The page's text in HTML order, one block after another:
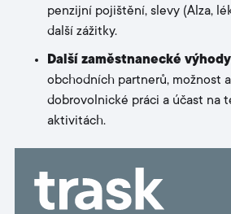
penzijní pojištění, slevy (Alza,
další zážitky.
Další zaměstnanecké výhody
obchodních partnerů, možnost
dobrovolnické práci a účast na
aktivitách.